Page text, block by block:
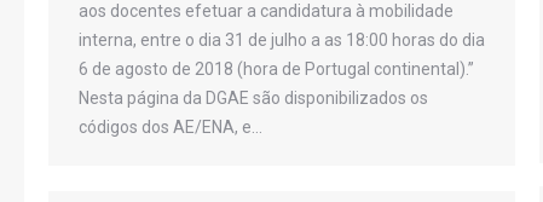
aos docentes efetuar a candidatura à mobilidade
interna, entre o dia 31 de julho a as 18:00 horas do dia
6 de agosto de 2018 (hora de Portugal continental).”
Nesta página da DGAE são disponibilizados os
códigos dos AE/ENA, e…